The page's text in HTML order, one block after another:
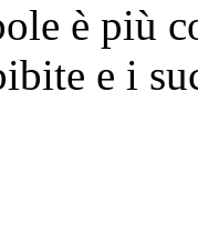
è più
e i